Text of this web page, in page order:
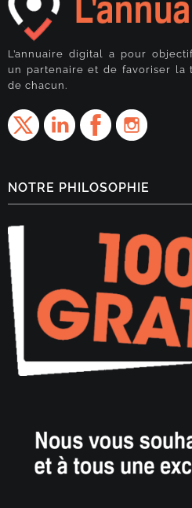
L’annuaire digital a pour
un partenaire et de favoriser la
de chacun.
NOTRE PHILOSOPHIE